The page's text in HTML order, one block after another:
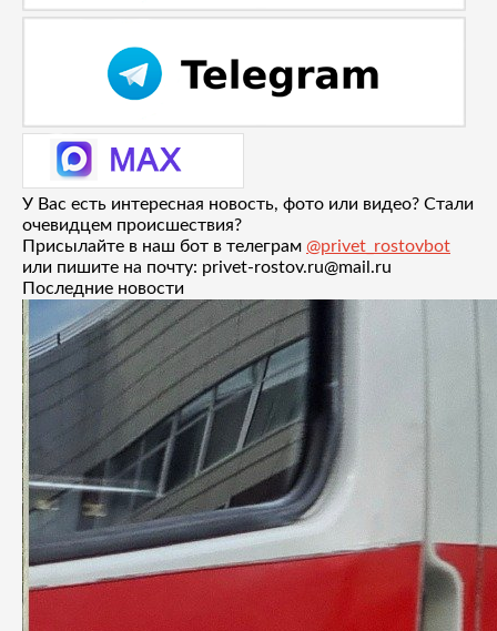
У Вас есть интересная новость, фото или видео? Стали
очевидцем происшествия?
Присылайте в наш бот в телеграм @privet_rostovbot
или пишите на почту: privet-rostov.ru@mail.ru
Последние новости